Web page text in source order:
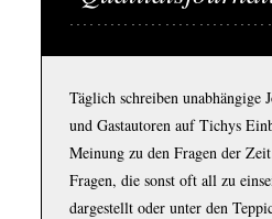
Täglich schreiben unabhängige
und Gastautoren auf Tichys
Meinung zu den Fragen der
Fragen, die sonst oft all zu
dargestellt oder unter den